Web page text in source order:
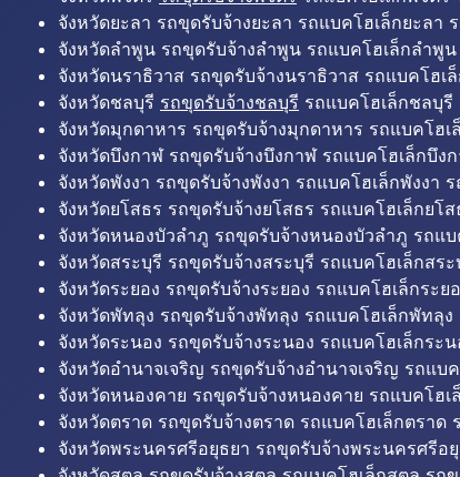
จังหวัดยะลา รถขุดรับจ้างยะลา รถแบคโฮเล็กยะลา
จังหวัดลำพูน รถขุดรับจ้างลำพูน รถแบคโฮเล็กลำพู
จังหวัดนราธิวาส รถขุดรับจ้างนราธิวาส รถแบคโฮ
จังหวัดชลบุรี รถขุดรับจ้างชลบุรี รถแบคโฮเล็กชลบุ
จังหวัดมุกดาหาร รถขุดรับจ้างมุกดาหาร รถแบคโฮ
จังหวัดบึงกาฬ รถขุดรับจ้างบึงกาฬ รถแบคโฮเล็กบึ
จังหวัดพังงา รถขุดรับจ้างพังงา รถแบคโฮเล็กพังงา
จังหวัดยโสธร รถขุดรับจ้างยโสธร รถแบคโฮเล็กยโ
จังหวัดหนองบัวลำภู รถขุดรับจ้างหนองบัวลำภู รถแ
จังหวัดสระบุรี รถขุดรับจ้างสระบุรี รถแบคโฮเล็กสร
จังหวัดระยอง รถขุดรับจ้างระยอง รถแบคโฮเล็กระ
จังหวัดพัทลุง รถขุดรับจ้างพัทลุง รถแบคโฮเล็กพัทลุ
จังหวัดระนอง รถขุดรับจ้างระนอง รถแบคโฮเล็กระ
จังหวัดอำนาจเจริญ รถขุดรับจ้างอำนาจเจริญ รถแบ
จังหวัดหนองคาย รถขุดรับจ้างหนองคาย รถแบคโฮ
จังหวัดตราด รถขุดรับจ้างตราด รถแบคโฮเล็กตรา
จังหวัดพระนครศรีอยุธยา รถขุดรับจ้างพระนครศรี